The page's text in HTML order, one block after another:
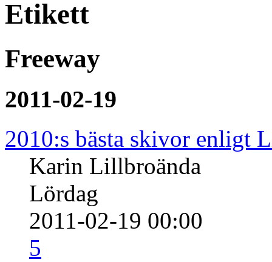
Etikett
Freeway
2011-02-19
2010:s bästa skivor enligt
Karin Lillbroända
Lördag
2011-02-19 00:00
5